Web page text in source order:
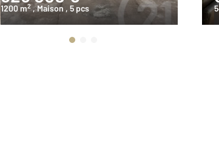
1200 m2 , Maison , 5 pcs